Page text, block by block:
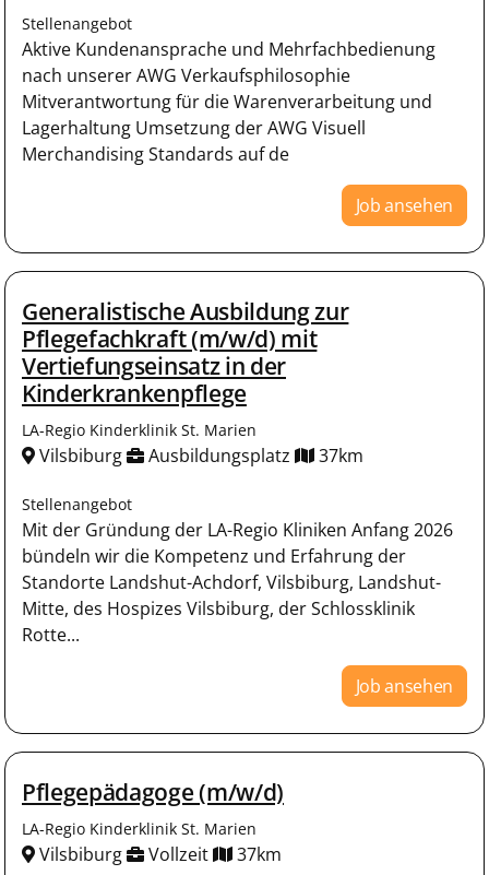
Stellenangebot
Aktive Kundenansprache und Mehrfachbedienung
nach unserer AWG Verkaufsphilosophie
Mitverantwortung für die Warenverarbeitung und
Lagerhaltung Umsetzung der AWG Visuell
Merchandising Standards auf de
Job ansehen
Generalistische Ausbildung zur
Pflegefachkraft (m/w/d) mit
Vertiefungseinsatz in der
Kinderkrankenpflege
LA-Regio Kinderklinik St. Marien
Vilsbiburg Ausbildungsplatz 37km
Stellenangebot
Mit der Gründung der LA-Regio Kliniken Anfang 2026
bündeln wir die Kompetenz und Erfahrung der
Standorte Landshut-Achdorf, Vilsbiburg, Landshut-
Mitte, des Hospizes Vilsbiburg, der Schlossklinik
Rotte...
Job ansehen
Pflegepädagoge (m/w/d)
LA-Regio Kinderklinik St. Marien
Vilsbiburg Vollzeit 37km